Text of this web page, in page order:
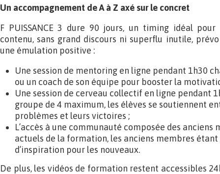
Un accompagnement de A à Z axé sur le concret
F PUISSANCE 3 dure 90 jours, un timing idéal
contenu, sans grand discours ni superflu inutile,
une émulation positive :
Une session de mentoring en ligne pendant 1h30
ou un coach de son équipe pour booster la
Une session de cerveau collectif en ligne pendant
groupe de 4 maximum, les élèves se soutiennent
problèmes et leurs victoires ;
L’accès à une communauté composée des
actuels de la formation, les anciens membres
d’inspiration pour les nouveaux.
De plus, les vidéos de formation restent accessibles